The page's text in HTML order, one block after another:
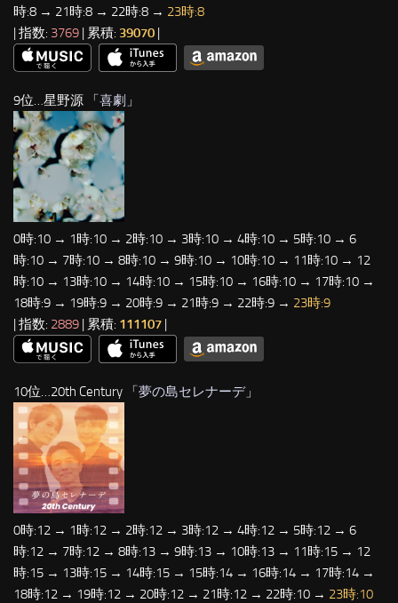
時:8 → 21時:8 → 22時:8 → 23時:8
| 指数: 3769 | 累積: 39070 |
9位…星野源 「喜劇 」
0時:10 → 1時:10 → 2時:10 → 3時:10 → 4時:10 → 5時:10 → 6
時:10 → 7時:10 → 8時:10 → 9時:10 → 10時:10 → 11時:10 → 12
時:10 → 13時:10 → 14時:10 → 15時:10 → 16時:10 → 17時:10 →
18時:9 → 19時:9 → 20時:9 → 21時:9 → 22時:9 → 23時:9
| 指数: 2889 | 累積: 111107 |
10位…20th Century 「夢の島セレナーデ」
0時:12 → 1時:12 → 2時:12 → 3時:12 → 4時:12 → 5時:12 → 6
時:12 → 7時:12 → 8時:13 → 9時:13 → 10時:13 → 11時:15 → 12
時:15 → 13時:15 → 14時:15 → 15時:14 → 16時:14 → 17時:14 →
18時:12 → 19時:12 → 20時:12 → 21時:12 → 22時:10 → 23時:10